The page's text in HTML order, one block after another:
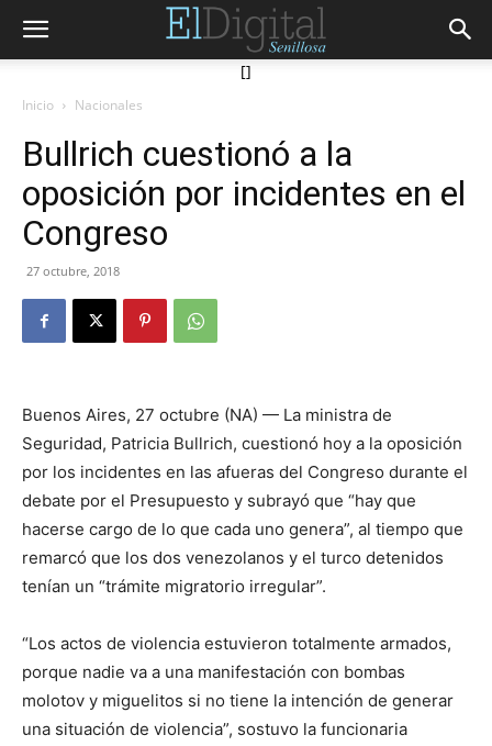
[]
Inicio Nacionales
Bullrich cuestionó a la
oposición por incidentes en el
Congreso
27 octubre, 2018
Buenos Aires, 27 octubre (NA) — La ministra de
Seguridad, Patricia Bullrich, cuestionó hoy a la oposición
por los incidentes en las afueras del Congreso durante el
debate por el Presupuesto y subrayó que “hay que
hacerse cargo de lo que cada uno genera”, al tiempo que
remarcó que los dos venezolanos y el turco detenidos
tenían un “trámite migratorio irregular”.
“Los actos de violencia estuvieron totalmente armados,
porque nadie va a una manifestación con bombas
molotov y miguelitos si no tiene la intención de generar
una situación de violencia”, sostuvo la funcionaria